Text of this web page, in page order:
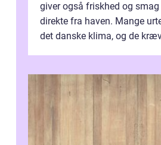
giver også friskhed og
direkte fra haven. Mange
det danske klima, og de